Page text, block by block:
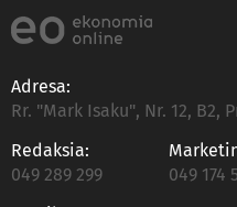
Adresa:
Rr. "Mark Isaku", Nr. 12, B2,
Redaksia:
049 289 299
049 174